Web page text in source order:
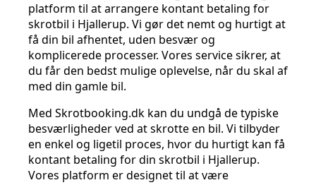
platform til at arrangere kontant betaling for
skrotbil i Hjallerup. Vi gør det nemt og hurtigt at
få din bil afhentet, uden besvær og
komplicerede processer. Vores service sikrer, at
du får den bedst mulige oplevelse, når du skal af
med din gamle bil.
Med Skrotbooking.dk kan du undgå de typiske
besværligheder ved at skrotte en bil. Vi tilbyder
en enkel og ligetil proces, hvor du hurtigt kan få
kontant betaling for din skrotbil i Hjallerup.
Vores platform er designet til at være